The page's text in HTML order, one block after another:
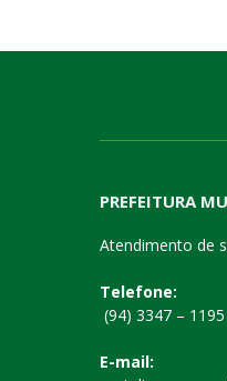
PREFEITURA
Atendimento de
Telefone:
(94) 3347 – 1195
E-mail: